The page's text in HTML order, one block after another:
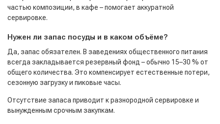
частью композиции, в кафе – помогает аккуратной
сервировке.
Нужен ли запас посуды и в каком объёме?
Да, запас обязателен. В заведениях общественного питания
всегда закладывается резервный фонд – обычно 15–30 % от
общего количества. Это компенсирует естественные потери,
сезонную загрузку и пиковые часы.
Отсутствие запаса приводит к разнородной сервировке и
вынужденным срочным закупкам.